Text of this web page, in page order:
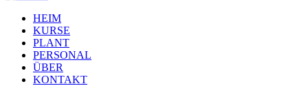
HEIM
KURSE
PLANT
PERSONAL
ÜBER
KONTAKT